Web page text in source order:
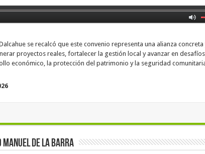
se recalcó que este convenio representa una alianza concreta
proyectos reales, fortalecer la gestión local y avanzar en desafíos
económico, la protección del patrimonio y la seguridad
de la Barra